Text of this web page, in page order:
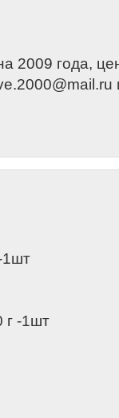
2009 года,
1шт
г -1шт